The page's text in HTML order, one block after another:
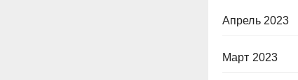
Апрель 2023
Март 2023